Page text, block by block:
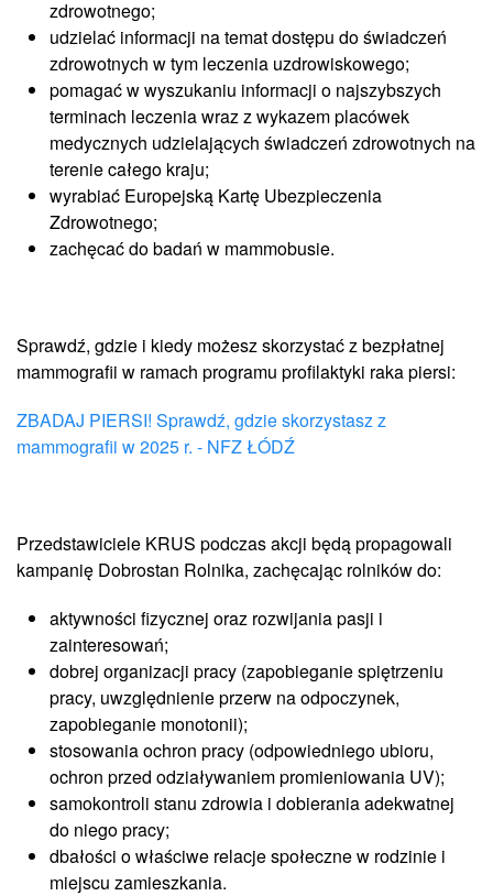
zdrowotnego;
udzielać informacji na temat dostępu do świadczeń
zdrowotnych w tym leczenia uzdrowiskowego;
pomagać w wyszukaniu informacji o najszybszych
terminach leczenia wraz z wykazem placówek
medycznych udzielających świadczeń zdrowotnych na
terenie całego kraju;
wyrabiać Europejską Kartę Ubezpieczenia
Zdrowotnego;
zachęcać do badań w mammobusie.
Sprawdź, gdzie i kiedy możesz skorzystać z bezpłatnej
mammografii w ramach programu profilaktyki raka piersi:
ZBADAJ PIERSI! Sprawdź, gdzie skorzystasz z
mammografii w 2025 r. - NFZ ŁÓDŹ
Przedstawiciele KRUS podczas akcji będą propagowali
kampanię Dobrostan Rolnika, zachęcając rolników do:
aktywności fizycznej oraz rozwijania pasji i
zainteresowań;
dobrej organizacji pracy (zapobieganie spiętrzeniu
pracy, uwzględnienie przerw na odpoczynek,
zapobieganie monotonii);
stosowania ochron pracy (odpowiedniego ubioru,
ochron przed odziaływaniem promieniowania UV);
samokontroli stanu zdrowia i dobierania adekwatnej
do niego pracy;
dbałości o właściwe relacje społeczne w rodzinie i
miejscu zamieszkania.